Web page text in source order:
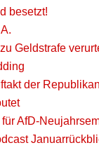
besetzt!
Geldstrafe
der
AfD-